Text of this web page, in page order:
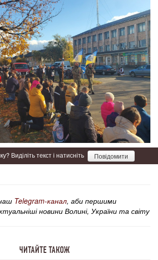
Виділіть текст і натисніть Повідомити
Telegram-канал, аби першими
новини Волині, України та світу
ЧИТАЙТЕ ТАКОЖ